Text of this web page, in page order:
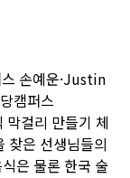
손예운·Justin
캠퍼스
걸리 만들기 체
찾은 선생님들의
은 물론 한국 술